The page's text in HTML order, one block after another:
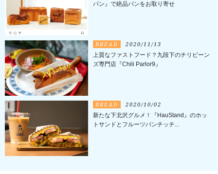
パン』で絶品パンをお取り寄せ
BREAD 2020/11/13
上質なファストフード？九段下のチリビーン
ズ専門店『Chili Parlor9』
BREAD 2020/10/02
新たな下北沢グルメ！『HauStand』のホッ
トサンドとフルーツパンチッチ...